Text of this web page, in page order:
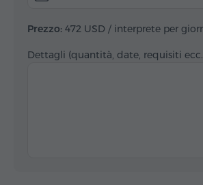
Prezzo: 472 USD / interprete per
Dettagli (quantità, date, requisiti